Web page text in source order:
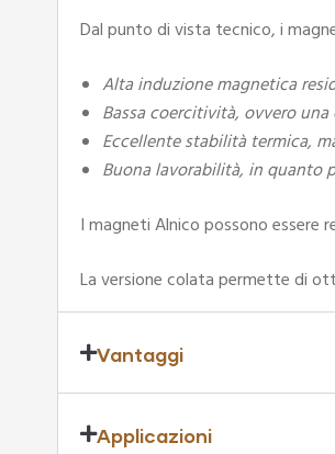
Dal punto di vista tecnico, i
Alta induzione magnetica
Bassa coercitività, ovvero
Eccellente stabilità termica,
Buona lavorabilità, in quanto
I magneti Alnico possono essere
La versione colata permette di
Vantaggi
Applicazioni